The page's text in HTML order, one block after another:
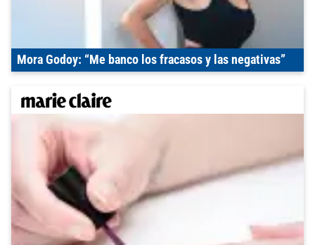
Mora Godoy: “Me banco los fracasos y las negativas”